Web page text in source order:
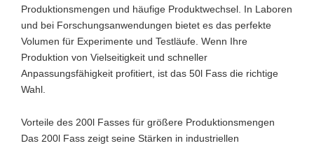
Produktionsmengen und häufige Produktwechsel. In Laboren
und bei Forschungsanwendungen bietet es das perfekte
Volumen für Experimente und Testläufe. Wenn Ihre
Produktion von Vielseitigkeit und schneller
Anpassungsfähigkeit profitiert, ist das 50l Fass die richtige
Wahl.
Vorteile des 200l Fasses für größere Produktionsmengen
Das 200l Fass zeigt seine Stärken in industriellen